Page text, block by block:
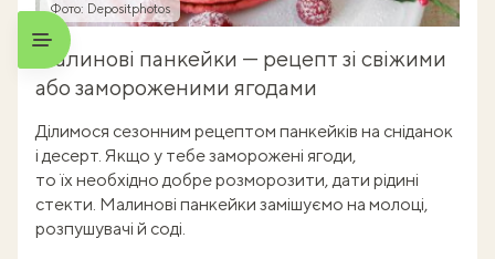
Фото: Depositphotos
Малинові панкейки — рецепт зі свіжими
або замороженими ягодами
Ділимося сезонним рецептом панкейків на сніданок
і десерт. Якщо у тебе заморожені ягоди,
то їх необхідно добре розморозити, дати рідині
стекти. Малинові панкейки замішуємо на молоці,
розпушувачі й соді.